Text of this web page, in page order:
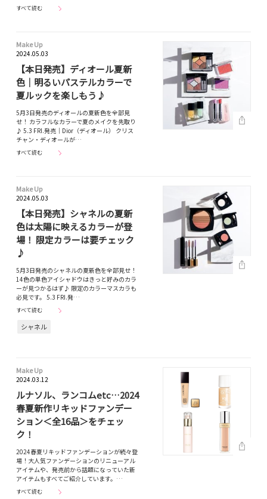
すべて読む
Make Up
2024.05.03
【本日発売】ディオール夏新
色｜明るいパステルカラーで
夏ルックを楽しもう♪
5月3日発売のディオールの夏新色を全部見
せ！ カラフルなカラーで夏のメイクを先取り
♪ 5.3 FRI.発売｜Dior（ディオール） クリス
チャン・ディオールが…
すべて読む
Make Up
2024.05.03
【本日発売】シャネルの夏新
色は太陽に映えるカラーが登
場！ 限定カラーは要チェック
♪
5月3日発売のシャネルの夏新色を全部見せ！
14色の単色アイシャドウはきっと好みのカラ
ーが見つかるはず♪ 限定のカラーマスカラも
必見です。 5.3 FRI.発…
すべて読む
シャネル
Make Up
2024.03.12
ルナソル、ランコムetc…2024
春夏新作リキッドファンデー
ション＜全16品＞をチェッ
ク！
2024春夏リキッドファンデーションが続々登
場！大人気ファンデーションのリニューアル
アイテムや、発売前から話題になっていた新
アイテムもすべてご紹介しています。…
すべて読む